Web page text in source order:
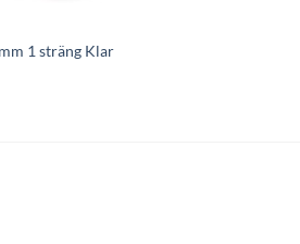
1 sträng Klar